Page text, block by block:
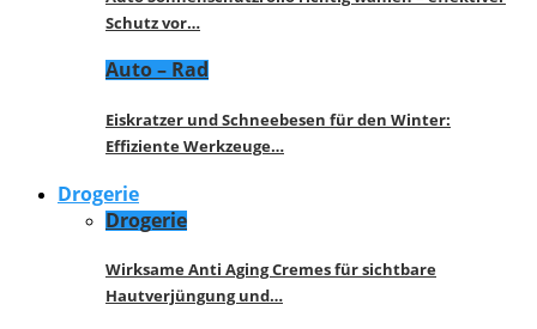
Schutz vor…
Auto – Rad
Eiskratzer und Schneebesen für den Winter:
Effiziente Werkzeuge…
Drogerie
Drogerie
Wirksame Anti Aging Cremes für sichtbare
Hautverjüngung und…